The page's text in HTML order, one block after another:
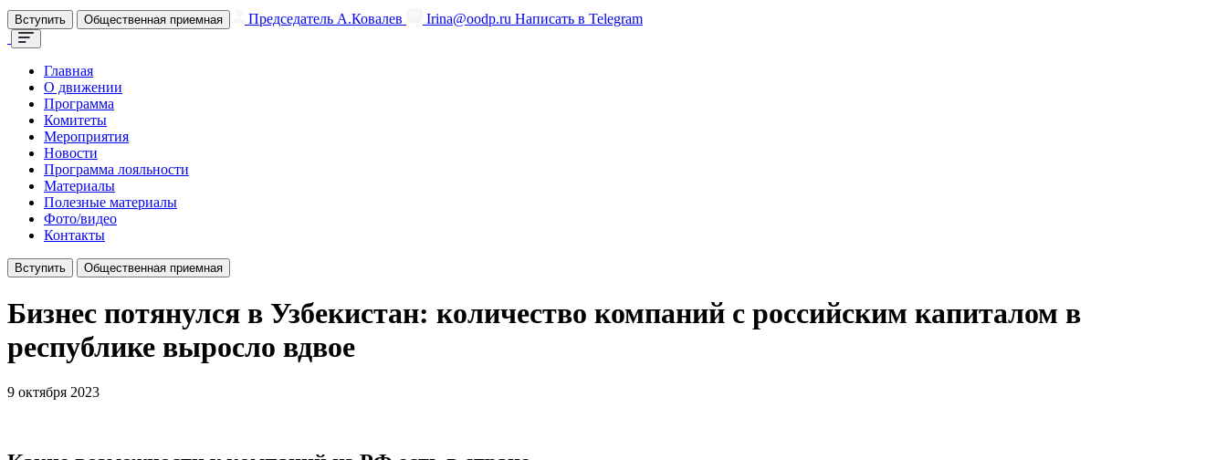
Вступить Общественная приемная Председатель А.Ковалев Irina@oodp.ru Написать в Telegram
Главная
О движении
Программа
Комитеты
Мероприятия
Новости
Программа лояльности
Материалы
Полезные материалы
Фото/видео
Контакты
Вступить Общественная приемная
Бизнес потянулся в Узбекистан: количество компаний с российским капиталом в
республике выросло вдвое
9 октября 2023